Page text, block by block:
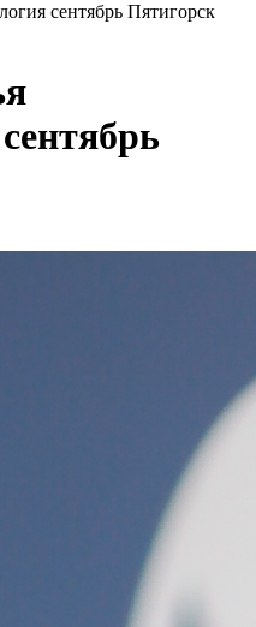
сентябрь Пятигорск